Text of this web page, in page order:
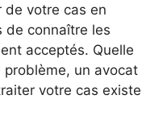
de votre cas en
de connaître les
acceptés. Quelle
un avocat
votre cas existe